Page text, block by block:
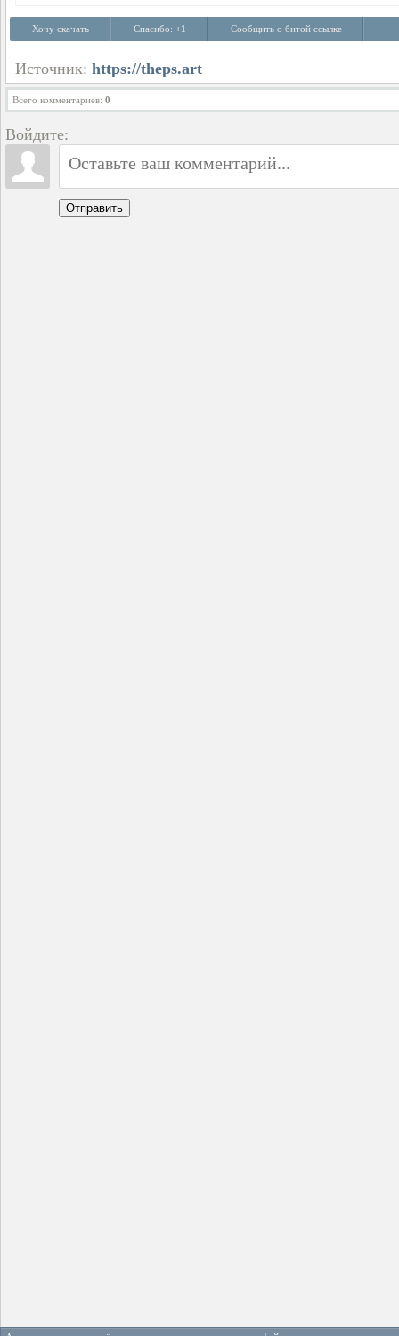
Хочу скачать Спасибо: +1 Сообщить о битой ссылке
Источник: https://theps.art
Всего комментариев: 0
Войдите:
Отправить